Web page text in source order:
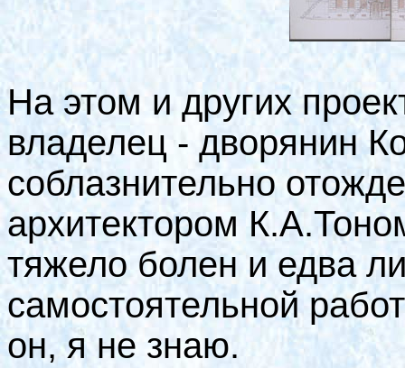
На этом и других
владелец - дворянин
соблазнительно
архитектором
тяжело болен и едва
самостоятельной
он, я не знаю.